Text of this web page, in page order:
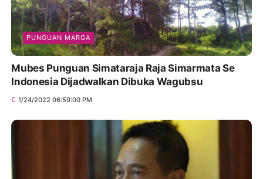
PUNGUAN MARGA
Mubes Punguan Simataraja Raja Simarmata Se
Indonesia Dijadwalkan Dibuka Wagubsu
1/24/2022 06:59:00 PM